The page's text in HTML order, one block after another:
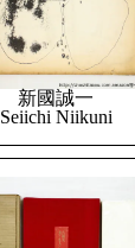
新國誠一
Seiichi Niikuni